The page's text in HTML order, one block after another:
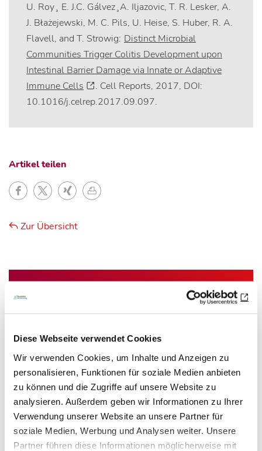
Diese Webseite verwendet Cookies
Wir verwenden Cookies, um Inhalte und Anzeigen zu
personalisieren, Funktionen für soziale Medien anbieten
zu können und die Zugriffe auf unsere Website zu
analysieren. Außerdem geben wir Informationen zu Ihrer
Verwendung unserer Website an unsere Partner für
soziale Medien, Werbung und Analysen weiter. Unsere
Partner führen diese Informationen möglicherweise mit
Newsletter­anmeldung
Newsletter informiert Sie jede Woche kostenfrei
über die wichtigsten Branchen-News, aktuelle
Themen und die neusten Stellenangebote.
E-Mail-Adresse
Ich habe die Hinweise zumDatenschutzgelesen.*
U. Roy¸ E. J.C. Gálvez¸A. Iljazovic, T. R. Lesker, A.
J. Błażejewski, M. C. Pils, U. Heise, S. Huber, R. A.
Flavell, and T. Strowig: Distinct Microbial
Communities Trigger Colitis Development upon
Intestinal Barrier Damage via Innate or Adaptive
Immune Cells
. Cell Reports, 2017, DOI:
10.1016/j.celrep.2017.09.097.
Artikel teilen
Zur Übersicht